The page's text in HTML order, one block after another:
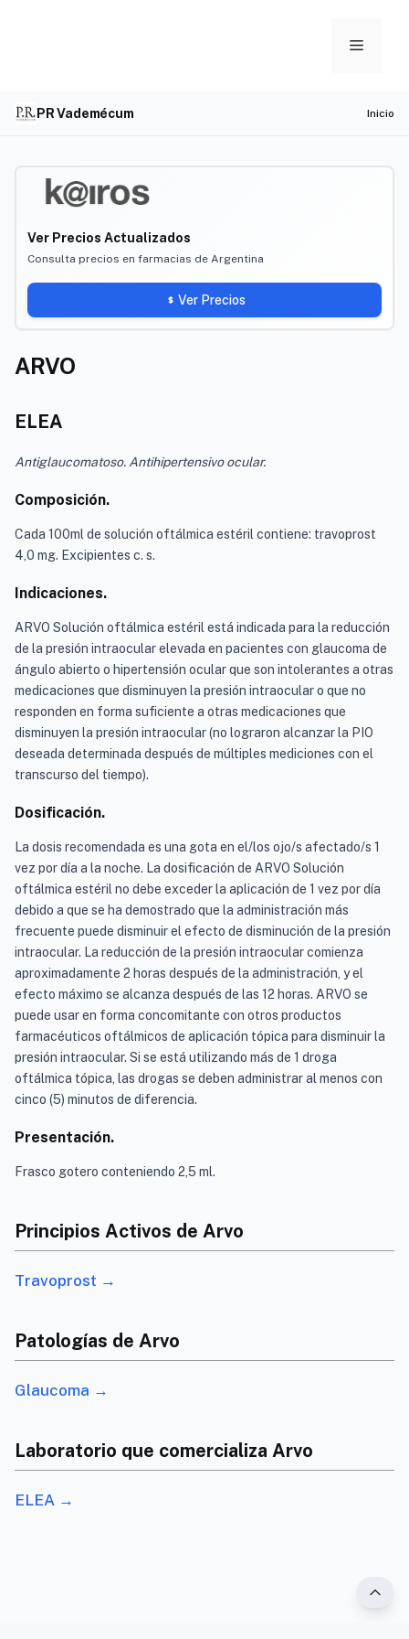
Menu
PR Vademécum Inicio
Ver Precios Actualizados
Consulta precios en farmacias de Argentina
Ver Precios
ARVO
ELEA
Antiglaucomatoso. Antihipertensivo ocular.
Composición.
Cada 100ml de solución oftálmica estéril contiene: travoprost
4,0 mg. Excipientes c. s.
Indicaciones.
ARVO Solución oftálmica estéril está indicada para la reducción
de la presión intraocular elevada en pacientes con glaucoma de
ángulo abierto o hipertensión ocular que son intolerantes a otras
medicaciones que disminuyen la presión intraocular o que no
responden en forma suficiente a otras medicaciones que
disminuyen la presión intraocular (no lograron alcanzar la PIO
deseada determinada después de múltiples mediciones con el
transcurso del tiempo).
Dosificación.
La dosis recomendada es una gota en el/los ojo/s afectado/s 1
vez por día a la noche. La dosificación de ARVO Solución
oftálmica estéril no debe exceder la aplicación de 1 vez por día
debido a que se ha demostrado que la administración más
frecuente puede disminuir el efecto de disminución de la presión
intraocular. La reducción de la presión intraocular comienza
aproximadamente 2 horas después de la administración, y el
efecto máximo se alcanza después de las 12 horas. ARVO se
puede usar en forma concomitante con otros productos
farmacéuticos oftálmicos de aplicación tópica para disminuir la
presión intraocular. Si se está utilizando más de 1 droga
oftálmica tópica, las drogas se deben administrar al menos con
cinco (5) minutos de diferencia.
Presentación.
Frasco gotero conteniendo 2,5 ml.
Principios Activos de Arvo
Travoprost →
Patologías de Arvo
Glaucoma →
Laboratorio que comercializa Arvo
ELEA →